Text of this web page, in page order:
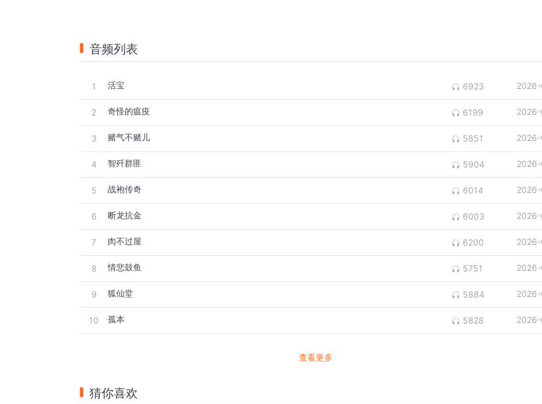
音频列表
1 活宝 6923
2 奇怪的瘟疫 6199
3 赌气不赌儿 5851
4 智歼群匪 5904
5 战袍传奇 6014
6 断龙抗金 6003
7 肉不过屋 6200
8 情悲鼓鱼 5751
9 狐仙堂 5884
10 孤本 5828
查看更多
猜你喜欢